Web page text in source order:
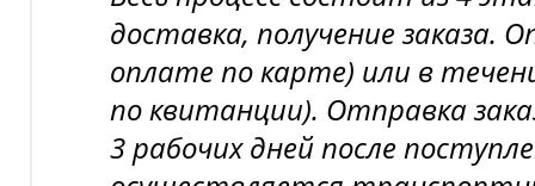
доставка, получение заказа.
оплате по карте) или в
по квитанции). Отправка
3 рабочих дней после